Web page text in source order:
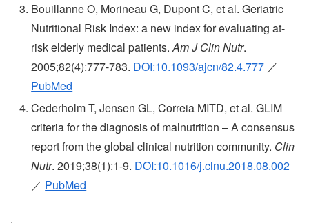
Bouillanne O, Morineau G, Dupont C, et al. Geriatric
Nutritional Risk Index: a new index for evaluating at-
risk elderly medical patients.Am J Clin Nutr.
2005;82(4):777-783. DOI:10.1093/ajcn/82.4.777 ／
PubMed
Cederholm T, Jensen GL, Correia MITD, et al. GLIM
criteria for the diagnosis of malnutrition – A consensus
report from the global clinical nutrition community. Clin
Nutr. 2019;38(1):1-9. DOI:10.1016/j.clnu.2018.08.002
／ PubMed